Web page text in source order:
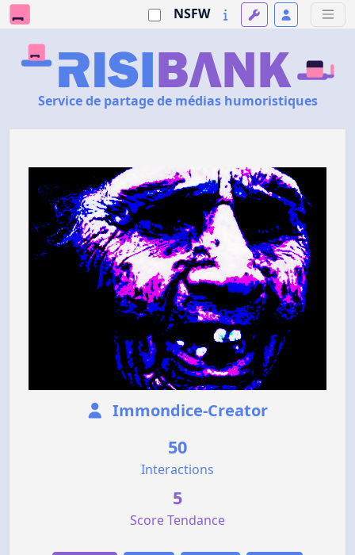
NSFW
Service de partage de médias humoristiques
Immondice-Creator
50
Interactions
5
Score Tendance